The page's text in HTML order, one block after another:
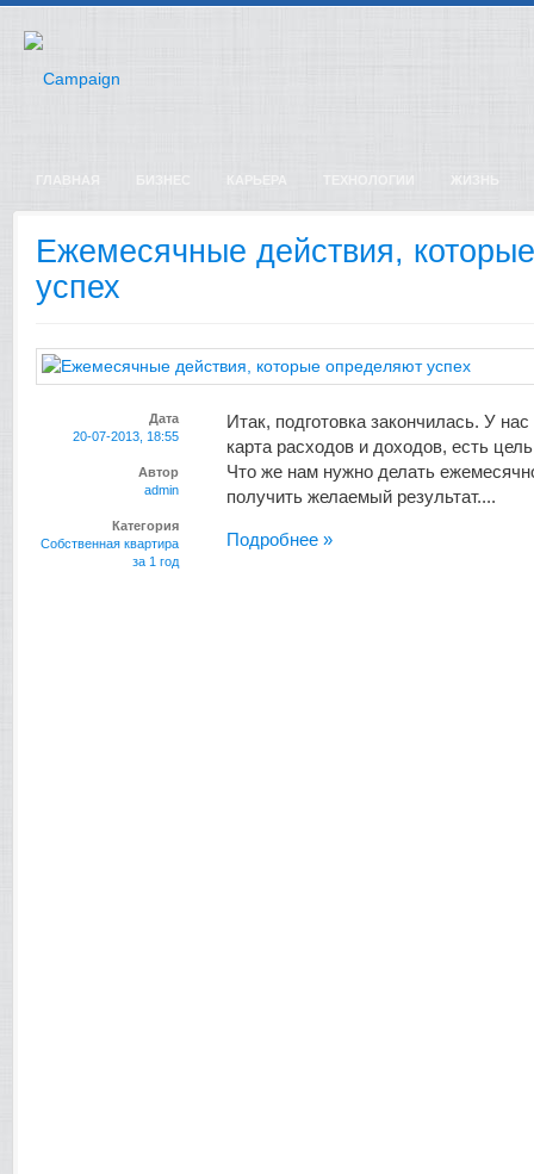
ГЛАВНАЯ БИЗНЕС КАРЬЕРА ЖИЗНЬ
Ежемесячные действия,
успех
Дата
20-07-2013, 18:55
Автор
admin
Категория
Собственная квартира
за 1 год
Итак, подготовка закончилась. У
карта расходов и доходов, есть
Что же нам нужно делать
получить желаемый результат....
Подробнее »